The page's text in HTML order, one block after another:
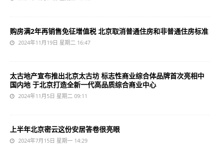
购房满2年再销售免征增值税 北京取消普通住房和非普通住房标准
2024年11月19日 星期二 16:47
太古地产宣布推出北京太古坊 标志性商业综合体品牌首次亮相中
国内地 于北京打造全新一代高品质综合商业中心
2024年11月5日 星期二 09:11
上半年北京密云这份安居答卷很亮眼
2024年7月15日 星期一 14:29